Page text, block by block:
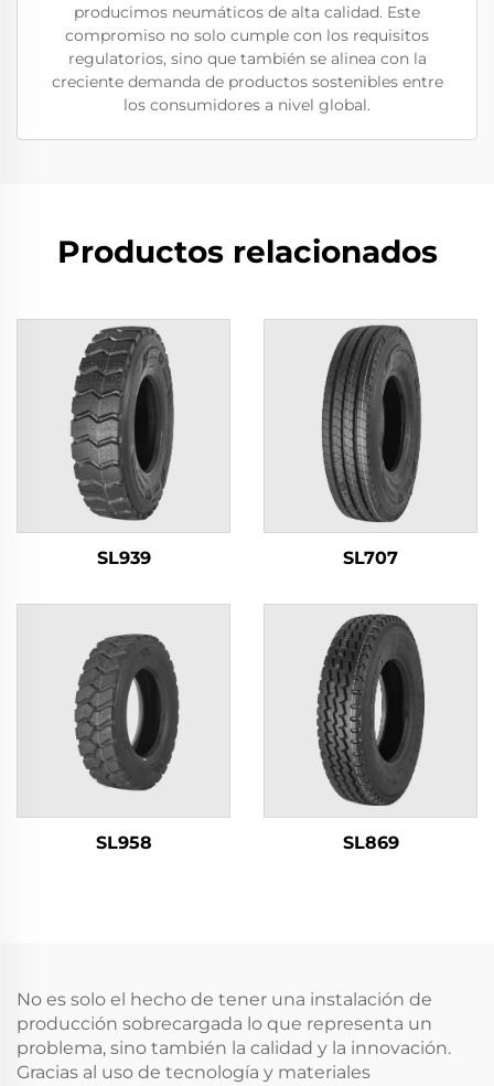
producimos neumáticos de alta calidad. Este
compromiso no solo cumple con los requisitos
regulatorios, sino que también se alinea con la
creciente demanda de productos sostenibles entre
los consumidores a nivel global.
Productos relacionados
SL939 SL707
SL958 SL869
No es solo el hecho de tener una instalación de
producción sobrecargada lo que representa un
problema, sino también la calidad y la innovación.
Gracias al uso de tecnología y materiales